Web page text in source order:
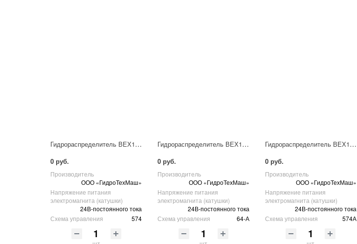
Гидрораспределитель ВЕХ16.574 Г24 НМ УХЛ4
0 руб.
Производитель
ООО «ГидроТехМаш»
Напряжение питания
электромагнита (катушки)
24В-постоянного тока
Схема управления
574
Гидрораспределитель ВЕХ16.64-А Г24 НМ УХЛ4
0 руб.
Производитель
ООО «ГидроТехМаш»
Напряжение питания
электромагнита (катушки)
24В-постоянного тока
Схема управления
64-А
Гидрораспределитель ВЕХ16.574А Г24 НМ УХЛ4
0 руб.
Производитель
ООО «ГидроТехМаш»
Напряжение питания
электромагнита (катушки)
24В-постоянного тока
Схема управления
574А